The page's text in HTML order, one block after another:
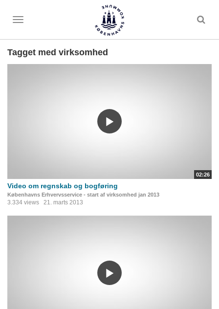
Toggle
Tagget med virksomhed
02:26
Video om regnskab og bogføring
Københavns Erhvervsservice - start af virksomhed jan 2013
3.334 views 21. marts 2013